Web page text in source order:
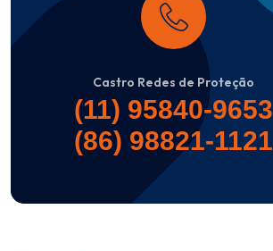
Castro Redes de Proteção
(11) 95840-9653
(86) 98821-1121